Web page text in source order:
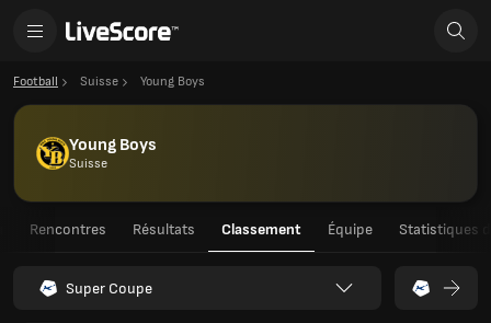
Football Suisse Young Boys
Young Boys
Suisse
Rencontres Résultats Classement Équipe Statistiques
Super Coupe